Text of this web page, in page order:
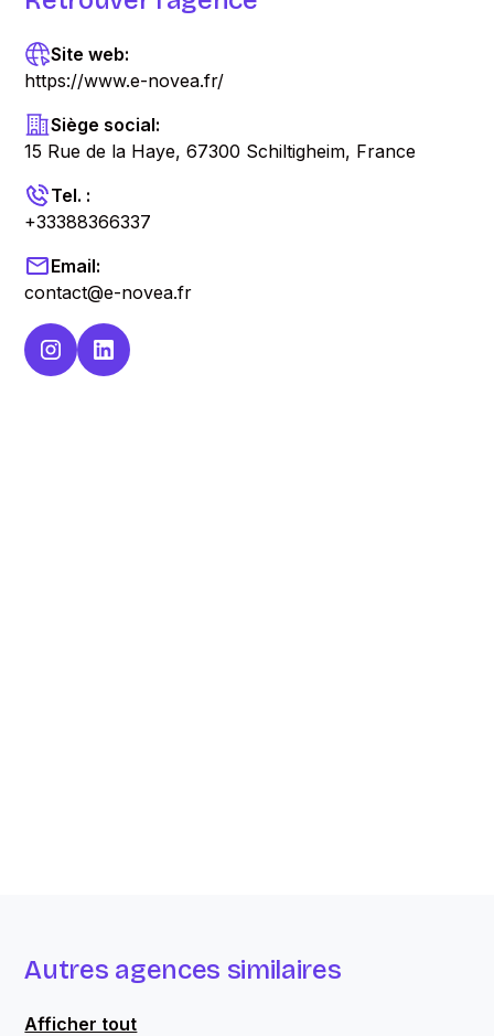
Site web:
https://www.e-novea.fr/
Siège social:
15 Rue de la Haye, 67300 Schiltigheim, France
Tel. :
+33388366337
Email:
contact@e-novea.fr
Autres agences similaires
Afficher tout